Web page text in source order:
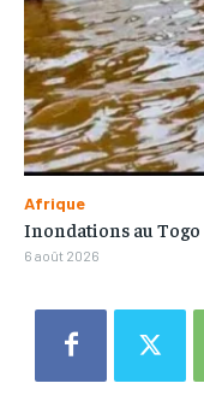
Afrique
Inondations au Togo
6 août 2026